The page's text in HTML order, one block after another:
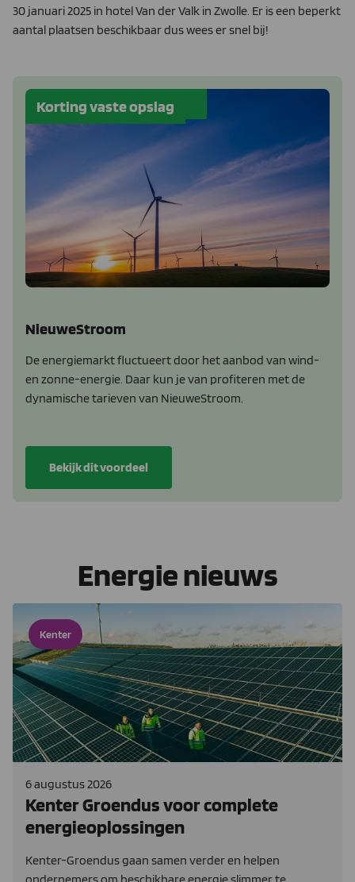
30 januari 2025 in hotel Van der Valk in Zwolle. Er is een beperkt
aantal plaatsen beschikbaar dus wees er snel bij!
Korting vaste opslag
NieuweStroom
De energiemarkt fluctueert door het aanbod van wind-
en zonne-energie. Daar kun je van profiteren met de
dynamische tarieven van NieuweStroom.
Bekijk dit voordeel
Energie nieuws
Kenter
6 augustus 2026
Kenter Groendus voor complete
energieoplossingen
Kenter-Groendus gaan samen verder en helpen